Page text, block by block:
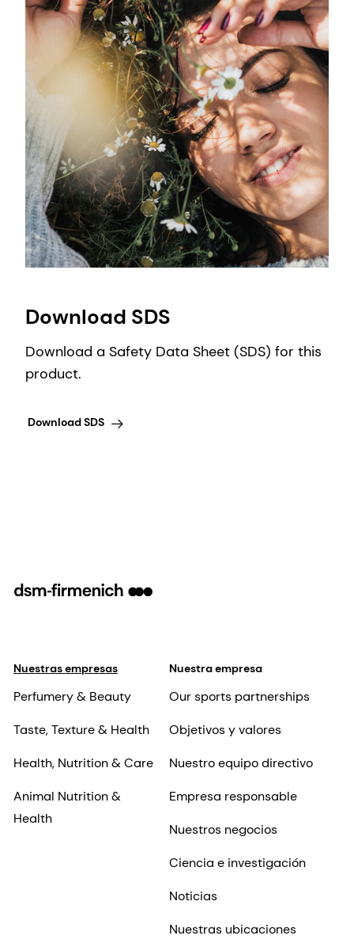
Download SDS
Download a Safety Data Sheet (SDS) for this
product.
Download SDS
Nuestras empresas
Perfumery & Beauty
Taste, Texture & Health
Health, Nutrition & Care
Animal Nutrition &
Health
Nuestra empresa
Our sports partnerships
Objetivos y valores
Nuestro equipo directivo
Empresa responsable
Nuestros negocios
Ciencia e investigación
Noticias
Nuestras ubicaciones